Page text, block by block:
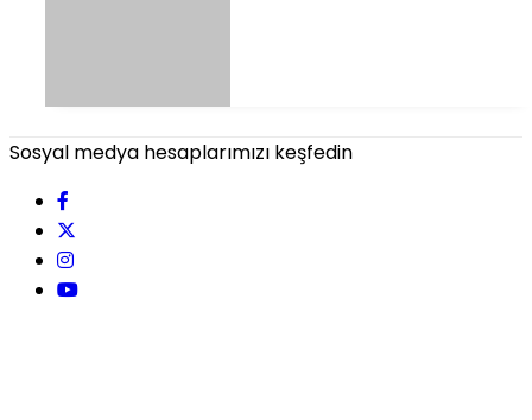
Sosyal medya hesaplarımızı keşfedin